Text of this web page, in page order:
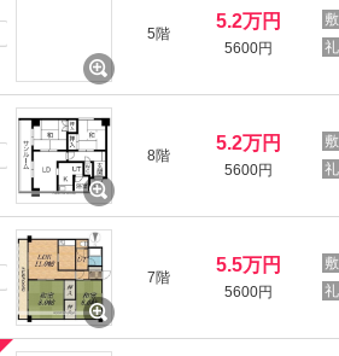
5階
5.2万円
5600円
8階
5.2万円
5600円
7階
5.5万円
5600円